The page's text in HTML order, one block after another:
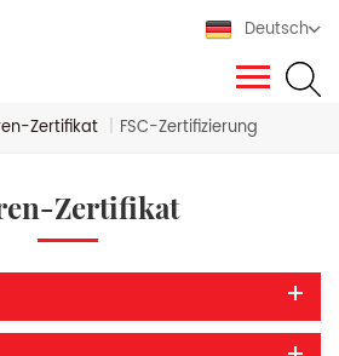
Deutsch
Zertifikat | FSC-Zertifizierung
Zertifikat